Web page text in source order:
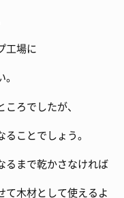
工場に
ろでしたが、
ことでしょう。
るまで乾かさなければ
て木材として使えるよ